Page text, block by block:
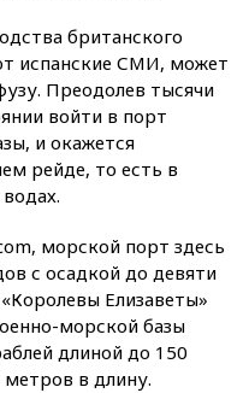
британского
испанские СМИ, может
Преодолев тысячи
войти в порт
и окажется
рейде, то есть в
морской порт здесь
с осадкой до девяти
Елизаветы»
морской базы
длиной до 150
в длину.